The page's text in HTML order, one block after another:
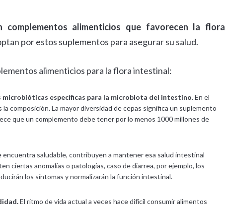
complementos alimenticios que favorecen la flora
por estos suplementos para asegurar su salud.
alimenticios para la flora intestinal:
específicas para la microbiota del intestino. En el
composición. La mayor diversidad de cepas significa un suplemento
que un complemento debe tener por lo menos 1000 millones de
saludable, contribuyen a mantener esa salud intestinal
ciertas anomalías o patologías, caso de diarrea, por ejemplo, los
los síntomas y normalizarán la función intestinal.
El ritmo de vida actual a veces hace difícil consumir alimentos